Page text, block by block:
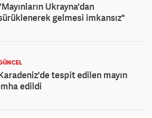
Ukrayna'dan
gelmesi imkansız"
tespit edilen mayın
edildi